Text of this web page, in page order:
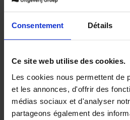
Consentement Détails
Ce site web utilise des cookies.
Les cookies nous permettent de
et les annonces, d'offrir des
médias sociaux et d'analyser
partageons également des
Building
Business
Jochen Roef
Couverture